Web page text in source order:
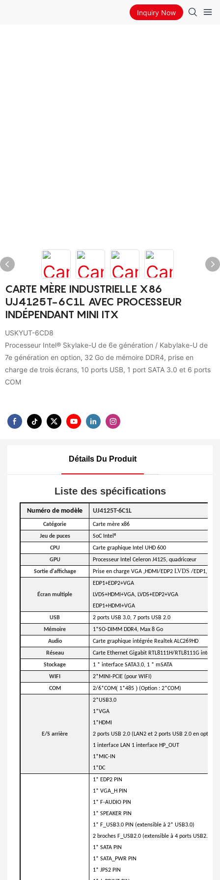
Inquiry Now
CARTE MÈRE INDUSTRIELLE X86
UJ4125T-6C1L AVEC PROCESSEUR
INDÉPENDANT MINI ITX
USKYUT-6CD8
Processeur Intel® Skylake-U de 6e génération / Kabylake-U de
7e génération en option, 32 Go de mémoire DDR4, prise en
charge de trois écrans, 10 ports USB, 1 port SATA 3.0 et 6 ports
COM
Détails Du Produit
Liste des spécifications
Numéro de modèle UJ4125T-6C1L
Catégorie
Carte mère x86
Jeu de puces
SoC Intel®
CPU
Carte graphique Intel UHD 600
GPU
Processeur Intel Celeron J4125, quadricœur
Sortie d'affichage
Prise en charge VGA,HDMI/EDP2 LVDS /EDP1,
Écran multiple
EDP1+EDP2+VGA
LVDS+HDMI+VGA, LVDS+EDP2+VGA
EDP1+HDMI+VGA
USB
2 ports USB 3.0, 7 ports USB 2.0
Mémoire
1*SO-DIMM DDR4, Max 8 Go
Audio
Carte graphique intégrée Realtek ALC269HD
Réseau
Carte Ethernet Gigabit RTL8111H/RTL8111G
Stockage
1 * interface SATA3.0, 1 * mSATA
WIFI
2*MINI-PCIE (pour WIFI)
COM
2/6*COM( 1*485 ) (Option : 2*COM)
E/S arrière
2*USB3.0
1*VGA
1*HDMI
2 ports USB 2.0 (LAN2 et 2 ports USB 2.0 en option)
1 interface LAN 1 interface HP_OUT
1*MIC-IN
1*DC
1* EDP2 PIN
1* VGA_H PIN
1* F-AUDIO PIN
1* SPEAKER PIN
1* F_USB3.0 PIN (extensible à 2* USB3.0)
2 broches F_USB2.0 (extensible à 4 ports USB2.0)
1* SATA PIN
1* SATA_PWR PIN
1* JPS2 PIN